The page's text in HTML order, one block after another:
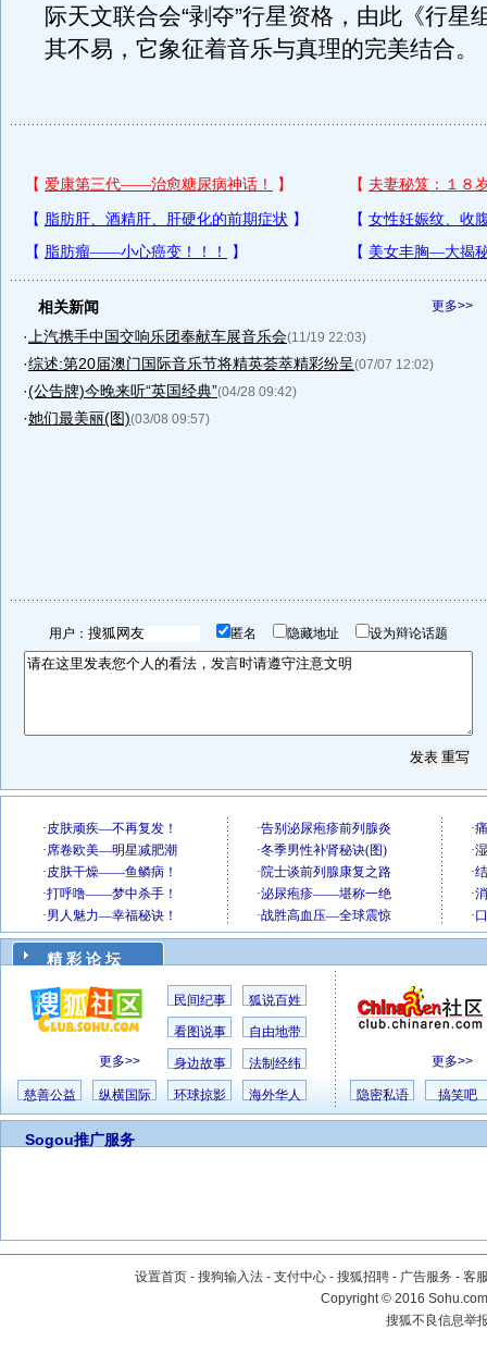
际天文联合会“剥夺”行星资格，由此《行星
其不易，它象征着音乐与真理的完美结合。
更多>>
相关新闻
· 上汽携手中国交响乐团奉献车展音乐会(11/19 22:03)
·综述:第20届澳门国际音乐节将精英荟萃精彩纷呈(07/07 12:02)
·(公告牌)今晚来听“英国经典”(04/28 09:42)
·她们最美丽(图)(03/08 09:57)
用户： 匿名 隐藏地址 设为辩论话题
精 彩 论 坛
更多>>
民间纪事 狐说百姓
看图说事 自由地带
身边故事 法制经纬
慈善公益 纵横国际 环球掠影 海外华人
更多>>
隐密私语 搞笑吧
Sogou推广服务
设置首页 - 搜狗输入法 - 支付中心 - 搜狐招聘 - 广告服务 - 客
Copyright©2016
搜狐不良信息举